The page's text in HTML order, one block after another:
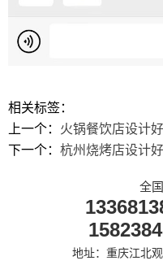
相关标签：
上一个： 火锅餐饮店设计
下一个： 杭州烧烤店设计
全
地址：重庆江北